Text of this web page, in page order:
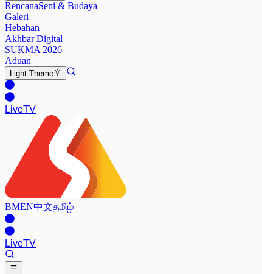
RencanaSeni & Budaya
Galeri
Hebahan
Akhbar Digital
SUKMA 2026
Aduan
Light Theme
LiveTV
BMEN中文தமிழ்
LiveTV